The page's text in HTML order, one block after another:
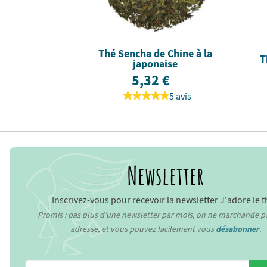
Thé Sencha de Chine à la
japonaise
5,32 €
5 avis
Newsletter
Inscrivez-vous pour recevoir la newsletter J'adore le
Promis : pas plus d’une newsletter par mois, on ne marchande
adresse, et vous pouvez facilement vousdésabonner.